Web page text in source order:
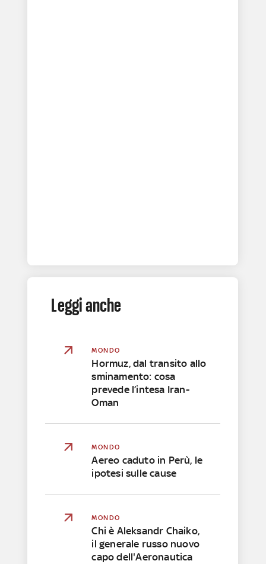
Leggi anche
MONDO
Hormuz, dal transito allo
sminamento: cosa
prevede l’intesa Iran-
Oman
MONDO
Aereo caduto in Perù, le
ipotesi sulle cause
MONDO
Chi è Aleksandr Chaiko,
il generale russo nuovo
capo dell'Aeronautica